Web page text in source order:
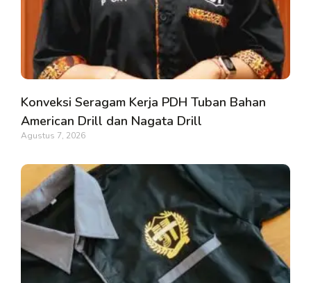
Konveksi Seragam Kerja PDH Tuban Bahan
American Drill dan Nagata Drill
Agustus 7, 2026